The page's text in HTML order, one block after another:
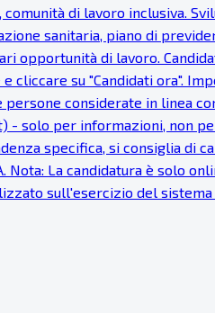
di lavoro inclusiva.
sanitaria, piano di
opportunità di lavoro.
su "Candidati ora".
considerate in linea
solo per informazioni, non
specifica, si consiglia di
Nota: La candidatura è
sull'esercizio del